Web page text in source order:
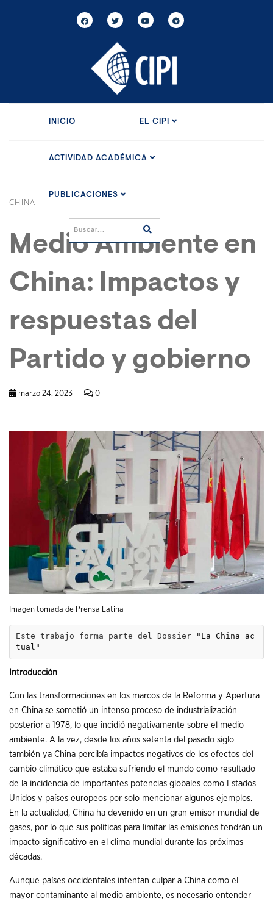
INICIO EL CIPI
ACTIVIDAD ACADÉMICA
PUBLICACIONES
CHINA
Medio Ambiente en
China: Impactos y
respuestas del
Partido y gobierno
marzo 24, 2023 0
Imagen tomada de Prensa Latina
Este trabajo forma parte del Dossier
"La China ac
tual"
Introducción
Con las transformaciones en los marcos de la Reforma y Apertura
en China se sometió un intenso proceso de industrialización
posterior a 1978, lo que incidió negativamente sobre el medio
ambiente. A la vez, desde los años setenta del pasado siglo
también ya China percibía impactos negativos de los efectos del
cambio climático que estaba sufriendo el mundo como resultado
de la incidencia de importantes potencias globales como Estados
Unidos y países europeos por solo mencionar algunos ejemplos.
En la actualidad, China ha devenido en un gran emisor mundial de
gases, por lo que sus políticas para limitar las emisiones tendrán un
impacto significativo en el clima mundial durante las próximas
décadas.
Aunque países occidentales intentan culpar a China como el
mayor contaminante al medio ambiente, es necesario entender